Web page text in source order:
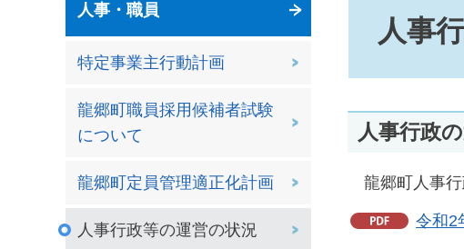
人事・職員
特定事業主行動計画
龍郷町職員採用候補者試験
について
龍郷町定員管理適正化計画
人事行政等の運営の状況
人事
人事行政
龍郷町人事行
令和2